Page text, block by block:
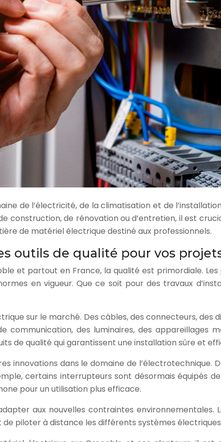
de l’électricité, de la climatisation et de
construction, de rénovation ou d’entretien, il est
de matériel électrique destiné aux professionnels.
outils de qualité pour vos
et partout en France, la qualité est primordiale.
en vigueur. Que ce soit pour des travaux
sur le marché. Des câbles, des connecteurs, des
des luminaires, des appareillages
de qualité qui garantissent une installation sûre et
innovations dans le domaine de
certains interrupteurs sont désormais équipés
pour un utilisation plus efficace.
aux nouvelles contraintes
piloter à distance les différents systèmes électriques